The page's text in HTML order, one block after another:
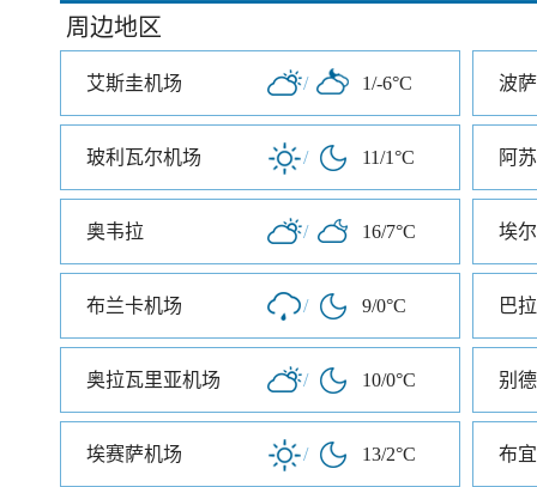
周边地区
艾斯圭机场 / 1/-6°C 波
玻利瓦尔机场 / 11/1°C 阿
奥韦拉 / 16/7°C 埃
布兰卡机场 / 9/0°C 巴
奥拉瓦里亚机场 / 10/0°C 别
埃赛萨机场 / 13/2°C 布